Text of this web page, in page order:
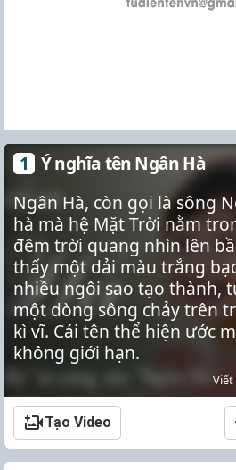
Ý nghĩa tên Ngân Hà
Ngân Hà, còn gọi là sông
hà mà hệ Mặt Trời nằm
đêm trời quang nhìn lên
thấy một dải màu trắng
nhiều ngôi sao tạo thành,
một dòng sông chảy trên
kì vĩ. Cái tên thể hiện ước
không giới hạn.
Viết
Tạo Video